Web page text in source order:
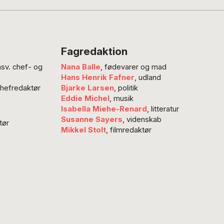
skønt og
folk –
uighurer og
såvel som
han-kinesere
patriotisme
chef- og
Fagredaktion
Nana Balle, fødevarer og mad
Hans Henrik Fafner, udland
Bjarke Larsen, politik
Eddie Michel, musik
Isabella Miehe-Renard, litteratur
Susanne Sayers, videnskab
Mikkel Stolt, filmredaktør